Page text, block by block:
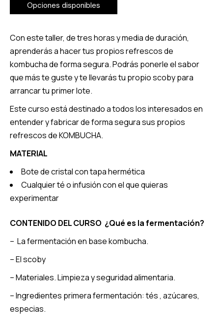
Opciones disponibles
Con este taller, de tres horas y media de duración,
aprenderás a hacer tus propios refrescos de
kombucha de forma segura. Podrás ponerle el sabor
que más te guste y te llevarás tu propio scoby para
arrancar tu primer lote.
Este curso está destinado a todos los interesados en
entender y fabricar de forma segura sus propios
refrescos de KOMBUCHA.
MATERIAL
Bote de cristal con tapa hermética
Cualquier té o infusión con el que quieras
experimentar
CONTENIDO DEL CURSO ¿Qué es la fermentación?
– La fermentación en base kombucha.
– El scoby
– Materiales. Limpieza y seguridad alimentaria.
– Ingredientes primera fermentación: tés , azúcares,
especias.